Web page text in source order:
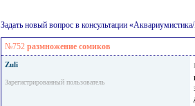
Задать новый вопрос в консультации
№752 размножение сомиков
Zuli
Зарегистрированный пользователь